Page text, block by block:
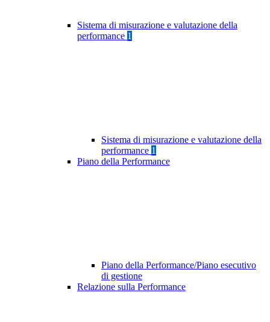
Sistema di misurazione e valutazione della
performance 1
Sistema di misurazione e valutazione della
performance 1
Piano della Performance
Piano della Performance/Piano esecutivo
di gestione
Relazione sulla Performance